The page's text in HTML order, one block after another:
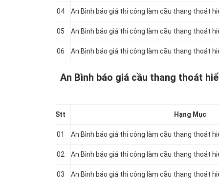
04 An Bình báo giá thi công làm cầu thang thoát
05 An Bình báo giá thi công làm cầu thang thoát
06 An Bình báo giá thi công làm cầu thang thoát
An Bình báo giá cầu thang thoát
Stt Hạng Mục
01 An Bình báo giá thi công làm cầu thang thoát
02 An Bình báo giá thi công làm cầu thang thoát
03 An Bình báo giá thi công làm cầu thang thoát